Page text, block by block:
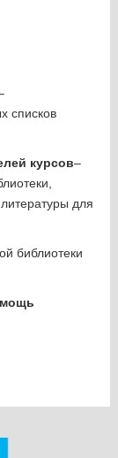
списков
курсов–
для
библиотеки